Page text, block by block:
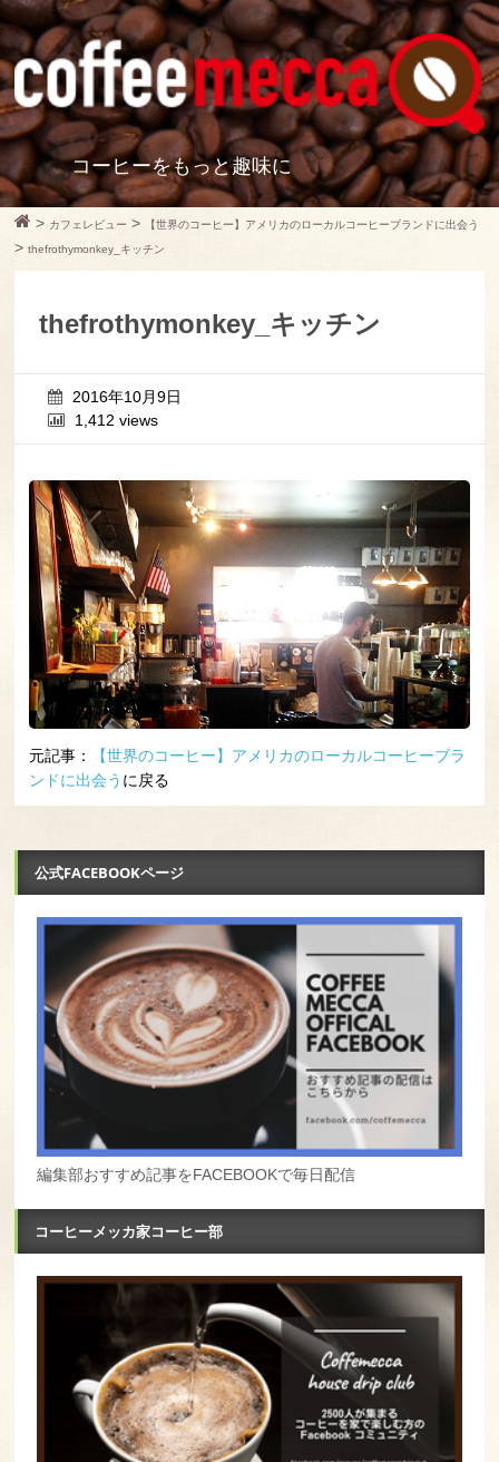
コーヒーをもっと趣味に
> カフェレビュー > 【世界のコーヒー】アメリカのローカルコーヒーブランドに出会う
>thefrothymonkey_キッチン
thefrothymonkey_キッチン
2016年10月9日
1,412 views
元記事：
【世界のコーヒー】アメリカのローカルコーヒーブラ
ンドに出会う に戻る
公式FACEBOOKページ
編集部おすすめ記事をFACEBOOKで毎日配信
コーヒーメッカ家コーヒー部